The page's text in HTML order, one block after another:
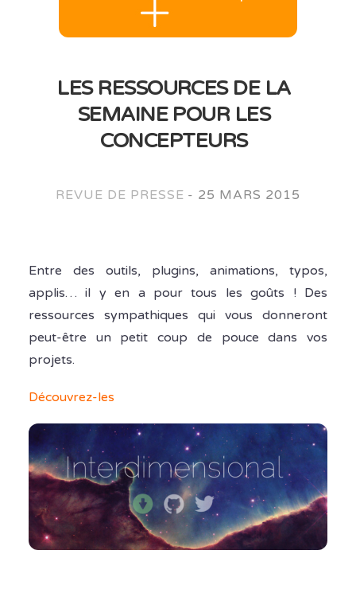
LES RESSOURCES DE LA
SEMAINE POUR LES
CONCEPTEURS
REVUE DE PRESSE - 25 MARS 2015
Entre des outils, plugins, animations, typos,
applis… il y en a pour tous les goûts ! Des
ressources sympathiques qui vous donneront
peut-être un petit coup de pouce dans vos
projets.
Découvrez-les